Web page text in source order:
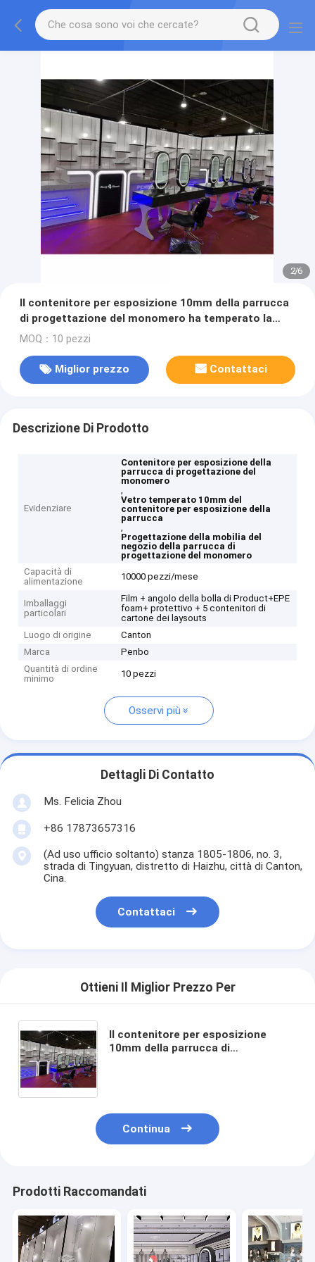
2/6
Il contenitore per esposizione 10mm della parrucca
di progettazione del monomero ha temperato la
progettazione libera di vetro
MOQ：10 pezzi
Miglior prezzo Contattaci
Descrizione Di Prodotto
Evidenziare
Contenitore per esposizione della
parrucca di progettazione del
monomero
,
Vetro temperato 10mm del
contenitore per esposizione della
parrucca
,
Progettazione della mobilia del
negozio della parrucca di
progettazione del monomero
Capacità di
alimentazione
10000 pezzi/mese
Imballaggi
particolari
Film + angolo della bolla di Product+EPE
foam+ protettivo + 5 contenitori di
cartone dei laysouts
Luogo di origine
Canton
Marca
Penbo
Quantità di ordine
minimo
10 pezzi
Osservi più
Dettagli Di Contatto
Ms. Felicia Zhou
+86 17873657316
(Ad uso ufficio soltanto) stanza 1805-1806, no. 3,
strada di Tingyuan, distretto di Haizhu, città di Canton,
Cina.
Contattaci
Ottieni Il Miglior Prezzo Per
Il contenitore per esposizione
10mm della parrucca di
Continua
Prodotti Raccomandati